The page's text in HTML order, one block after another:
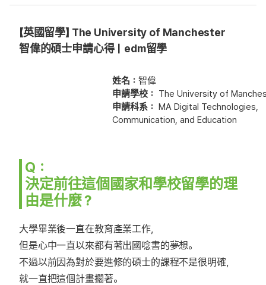
【英國留學】 The University of Manchester
智偉的碩士申請心得｜edm留學
姓名： 智偉
申請學校： The University of
申請科系： MA Digital Technologies,
Communication, and Education
Q：
決定前往這個國家和學校留學的理
由是什麼？
大學畢業後一直在教育產業工作，
但是心中一直以來都有著出國唸書的夢想。
不過以前因為對於要進修的碩士的課程不是很明確，
就一直把這個計畫擱著。